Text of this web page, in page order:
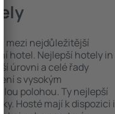
mezi nejdůležitější
hotel. Nejlepší hotely in
úrovni a celé řady
s vysokým
polohou. Ty nejlepší
Hosté mají k dispozici i